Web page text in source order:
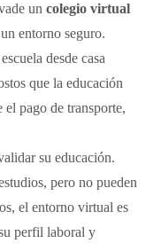
uncolegio virtual
entorno seguro.
desde casa
que la educación
pago de transporte,
su educación.
pero no pueden
el entorno virtual es
perfil laboral y